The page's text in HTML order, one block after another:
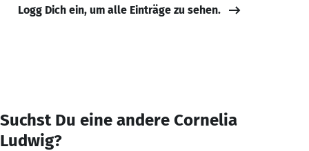
Logg Dich ein, um alle Einträge zu sehen.
Suchst Du eine andere Cornelia
Ludwig?